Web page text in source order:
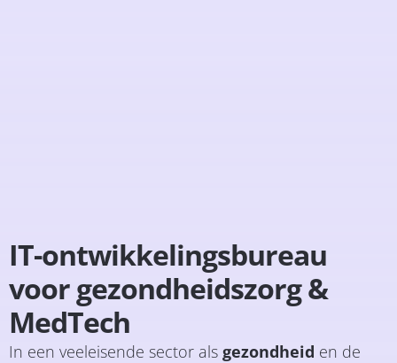
IT-ontwikkelingsbureau
voor gezondheidszorg &
MedTech
In een veeleisende sector als gezondheid en de